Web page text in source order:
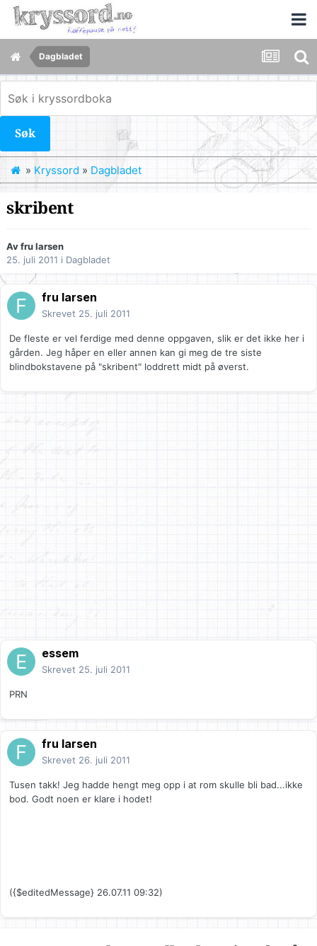
Dagbladet
Søk
» Kryssord » Dagbladet
skribent
Avfru larsen
25. juli 2011 i Dagbladet
fru larsen
Skrevet 25. juli 2011
De fleste er vel ferdige med denne oppgaven, slik er det ikke her i
gården. Jeg håper en eller annen kan gi meg de tre siste
blindbokstavene på "skribent" loddrett midt på øverst.
essem
Skrevet 25. juli 2011
PRN
fru larsen
Skrevet 26. juli 2011
Tusen takk! Jeg hadde hengt meg opp i at rom skulle bli bad...ikke
bod. Godt noen er klare i hodet!
({$editedMessage} 26.07.11 09:32)